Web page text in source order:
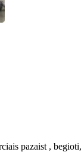
pazaist ,